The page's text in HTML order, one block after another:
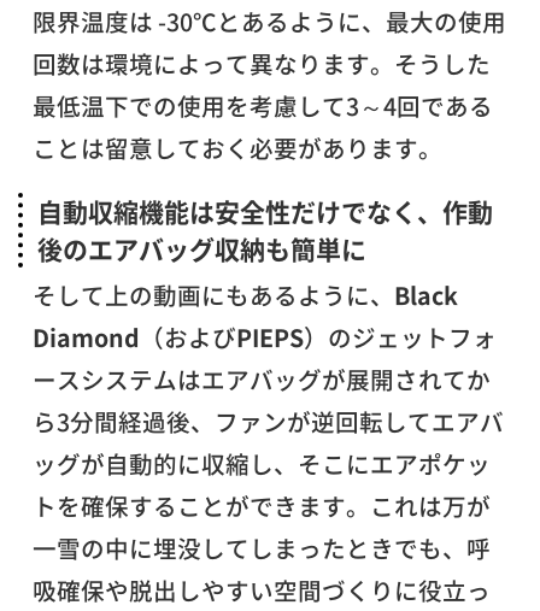
限界温度は -30℃とあるように、最大の使用
回数は環境によって異なります。そうした
最低温下での使用を考慮して3～4回である
ことは留意しておく必要があります。
自動収縮機能は安全性だけでなく、作動
後のエアバッグ収納も簡単に
そして上の動画にもあるように、 Black
Diamond （およびPIEPS）のジェットフォ
ースシステムはエアバッグが展開されてか
ら3分間経過後、ファンが逆回転してエアバ
ッグが自動的に収縮し、そこにエアポケッ
トを確保することができます。これは万が
一雪の中に埋没してしまったときでも、呼
吸確保や脱出しやすい空間づくりに役立っ